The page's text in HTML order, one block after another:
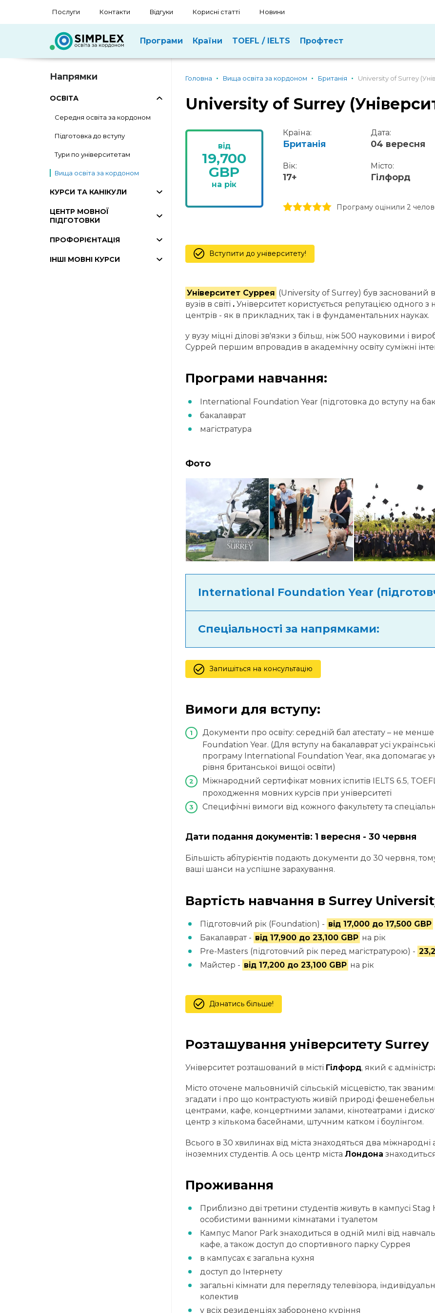
Послуги Контакти Відгуки Корисні статті Новини
Програми Країни TOEFL / IELTS Профтест
Напрямки
ОСВІТА
Середня освіта за кордоном
Підготовка до вступу
Тури по університетам
Вища освіта за кордоном
КУРСИ ТА КАНІКУЛИ
ЦЕНТР МОВНОЇ
ПІДГОТОВКИ
ПРОФОРІЄНТАЦІЯ
ІНШІ МОВНІ КУРСИ
Головна Вища освіта за кордоном Британія University of Surrey
University of Surrey
від
19,700
GBP
на рік
Країна:
Британія
Дата:
04 вересня
Вік:
17+
Місто:
Гілфорд
5 stars
4 stars
3 stars
2 stars
1 stars Програму оцінили 2
Вступити до університету!
Університет Суррея (University of Surrey) був заснований
вузів в світі .Університет користується репутацією одного
центрів - як в прикладних, так і в фундаментальних науках.
у вузу міцні ділові зв'язки з більш, ніж 500 науковими і
Суррей першим впровадив в академічну освіту суміжні
Програми навчання:
International Foundation Year (підготовка до вступу на
бакалаврат
магістратура
Фото
International Foundation Year
Спеціальності за напрямками:
Запишіться на консультацію
Вимоги для вступу:
Документи про освіту: середній бал атестату – не
Foundation Year. (Для вступу на бакалаврат усі
програму International Foundation Year, яка допомагає
рівня британської вищої освіти)
Міжнародний сертифікат мовних іспитів IELTS 6.5,
проходження мовних курсів при університеті
Специфічні вимоги від кожного факультету та
Дати подання документів: 1 вересня - 30 червня
Більшість абітурієнтів подають документи до 30 червня,
ваші шанси на успішне зарахування.
Вартість навчання в Surrey
Підготовчий рік (Foundation) - від 17,000 до 17,500 GBP
Бакалаврат - від 17,900 до 23,100 GBP на рік
Pre-Masters (підготовчий рік перед магістратурою) -
Майстер - від 17,200 до 23,100 GBP на рік
Дізнатись більше!
Розташування університету Surrey
Університет розташований в місті Гілфорд, який є
Місто оточене мальовничій сільській місцевістю, так
згадати і про що контрастують живій природі
центрами, кафе, концертними залами, кінотеатрами і
центр з кількома басейнами, штучним катком і боулінгом.
Всього в 30 хвилинах від міста знаходяться два
іноземних студентів. А ось центр міста Лондона
Проживання
Приблизно дві третини студентів живуть в кампусі Stag
особистими ванними кімнатами і туалетом
Кампус Manor Park знаходиться в одній милі від
кафе, а також доступ до спортивного парку Суррея
в кампусах є загальна кухня
доступ до Інтернету
загальні кімнати для перегляду телевізора,
колектив
у всіх резиденціях заборонено куріння